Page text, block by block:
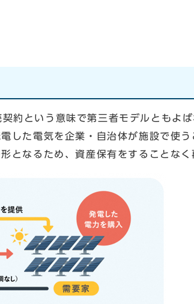
いう意味で第三者モデルともよば
した電気を企業・自治体が施設で使
となるため、資産保有をすることな